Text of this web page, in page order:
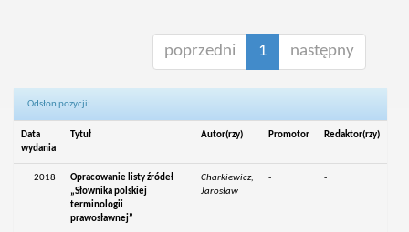
poprzedni 1 następny
Odsłon pozycji:
Data
wydania
Tytuł Autor(rzy) Promotor Redaktor(rzy)
2018
Opracowanie listy źródeł
„Słownika polskiej
terminologii
prawosławnej”
Charkiewicz,
Jarosław
- -